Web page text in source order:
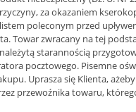
za okazaniem
poleconym przed
Towar zwracany na tej
starannością
pocztowego. Pisemne
Uprasza się Klienta, ażeby
przewoźnika towaru,